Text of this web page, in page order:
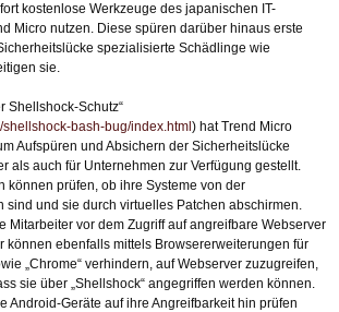
kostenlose Werkzeuge des japanischen IT-
Micro nutzen. Diese spüren darüber hinaus erste
spezialisierte Schädlinge wie
sie.
Shellshock-Schutz“
bash-bug/index.html ) hat Trend Micro
Aufspüren und Absichern der Sicherheitslücke
als auch für Unternehmen zur Verfügung gestellt.
können prüfen, ob ihre Systeme von der
sind und sie durch virtuelles Patchen abschirmen.
Mitarbeiter vor dem Zugriff auf angreifbare Webserver
können ebenfalls mittels Browsererweiterungen für
„Chrome“ verhindern, auf Webserver zuzugreifen,
sie über „Shellshock“ angegriffen werden können.
Android-Geräte auf ihre Angreifbarkeit hin prüfen